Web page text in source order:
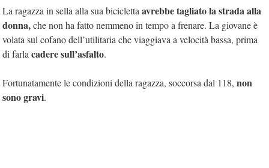
La ragazza in sella alla sua bicicletta avrebbe tagliato la strada alla
donna,che non ha fatto nemmeno in tempo a frenare. La giovane è
volata sul cofano dell’utilitaria che viaggiava a velocità bassa, prima
di farla cadere sull’asfalto.
Fortunatamente le condizioni della ragazza, soccorsa dal 118, non
sono gravi.